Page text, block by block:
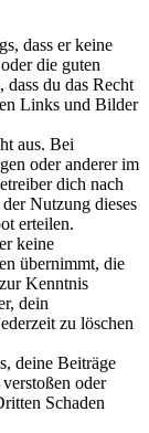
dass er keine
die guten
dass du das Recht
Links und Bilder
aus. Bei
oder anderer im
dich nach
Nutzung dieses
erteilen.
keine
übernimmt, die
Kenntnis
dein
zu löschen
deine Beiträge
oder
Schaden